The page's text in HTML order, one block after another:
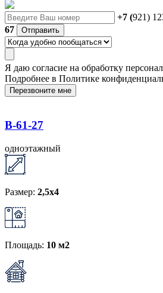
+7 (921)
67
Отправить
Я даю согласие на обработку
Подробнее в Политике
Перезвоните мне
B-61-27
одноэтажный
Размер: 2,5x4
Площадь: 10 м2